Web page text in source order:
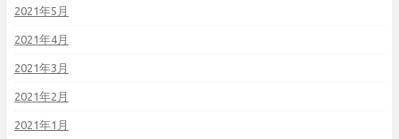
2021年5月
2021年4月
2021年3月
2021年2月
2021年1月